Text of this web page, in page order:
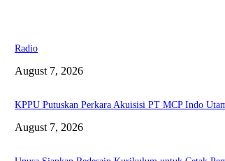
Radio
August 7, 2026
KPPU Putuskan Perkara Akuisisi PT MCP Indo
August 7, 2026